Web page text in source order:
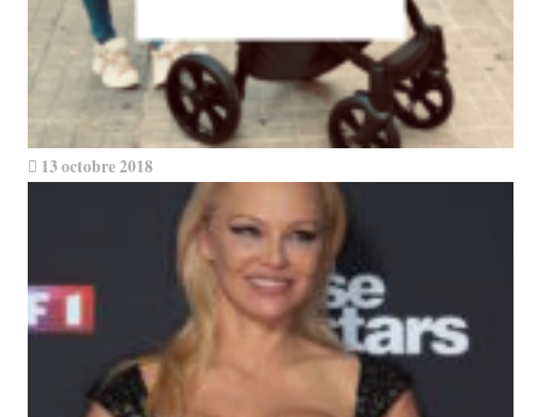
13 octobre 2018